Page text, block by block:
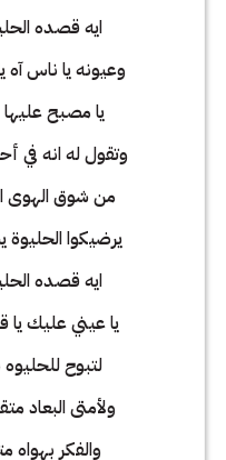
ايه قصده
وعيونه يا ناس
يا مصبح عليها
وتقول له انه في
من شوق الهوى
يرضيكوا الحليوة
ايه قصده
يا عيني عليك يا
لتبوح للحليوه
ولأمتى البعاد
والفكر بهواه